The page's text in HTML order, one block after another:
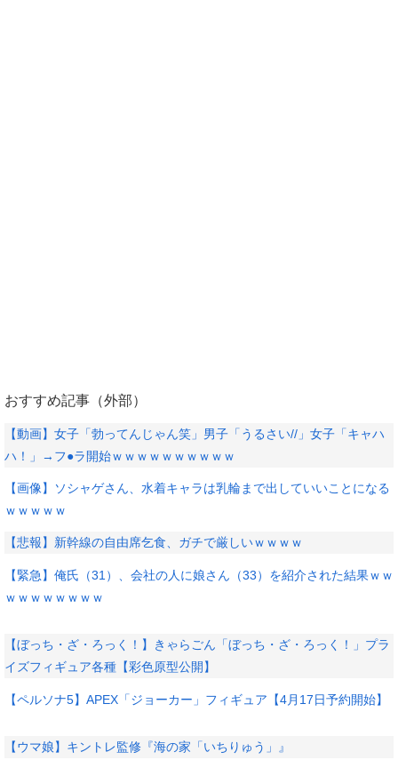
おすすめ記事（外部）
【動画】女子「勃ってんじゃん笑」男子「うるさい//」女子「キャハ
ハ！」→フ●ラ開始ｗｗｗｗｗｗｗｗｗｗ
【画像】ソシャゲさん、水着キャラは乳輪まで出していいことになる
ｗｗｗｗｗ
【悲報】新幹線の自由席乞食、ガチで厳しいｗｗｗｗ
【緊急】俺氏（31）、会社の人に娘さん（33）を紹介された結果ｗｗ
ｗｗｗｗｗｗｗｗ
【ぼっち・ざ・ろっく！】きゃらごん「ぼっち・ざ・ろっく！」プラ
イズフィギュア各種【彩色原型公開】
【ペルソナ5】APEX「ジョーカー」フィギュア【4月17日予約開始】
【ウマ娘】キントレ監修『海の家「いちりゅう」』